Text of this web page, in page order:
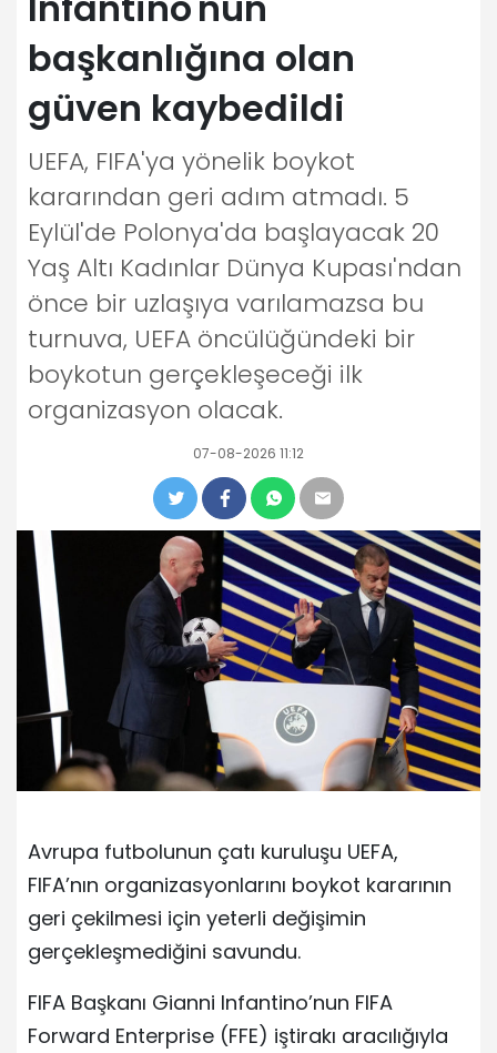
başkanlığına olan
güven kaybedildi
UEFA, FIFA'ya yönelik boykot
kararından geri adım atmadı. 5
Eylül'de Polonya'da başlayacak 20
Yaş Altı Kadınlar Dünya Kupası'ndan
önce bir uzlaşıya varılamazsa bu
turnuva, UEFA öncülüğündeki bir
boykotun gerçekleşeceği ilk
organizasyon olacak.
07-08-2026 11:12
Avrupa futbolunun çatı kuruluşu UEFA,
FIFA’nın organizasyonlarını boykot kararının
geri çekilmesi için yeterli değişimin
gerçekleşmediğini savundu.
FIFA Başkanı Gianni Infantino’nun FIFA
Forward Enterprise (FFE) iştirakı aracılığıyla